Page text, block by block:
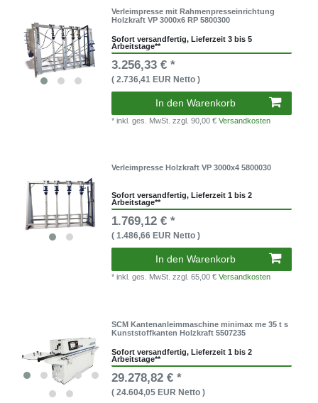
Verleimpresse mit Rahmenpresseinrichtung
Holzkraft VP 3000x6 RP 5800300
Sofort versandfertig, Lieferzeit 3 bis 5
Arbeitstage**
3.256,33 € *
( 2.736,41 EUR Netto )
In den Warenkorb
* inkl. ges. MwSt.zzgl. 90,00 €Versandkosten
Verleimpresse Holzkraft VP 3000x4 5800030
Sofort versandfertig, Lieferzeit 1 bis 2
Arbeitstage**
1.769,12 € *
( 1.486,66 EUR Netto )
In den Warenkorb
* inkl. ges. MwSt.zzgl. 65,00 €Versandkosten
SCM Kantenanleimmaschine minimax me 35 t s
Kunststoffkanten Holzkraft 5507235
Sofort versandfertig, Lieferzeit 1 bis 2
Arbeitstage**
29.278,82 € *
( 24.604,05 EUR Netto )